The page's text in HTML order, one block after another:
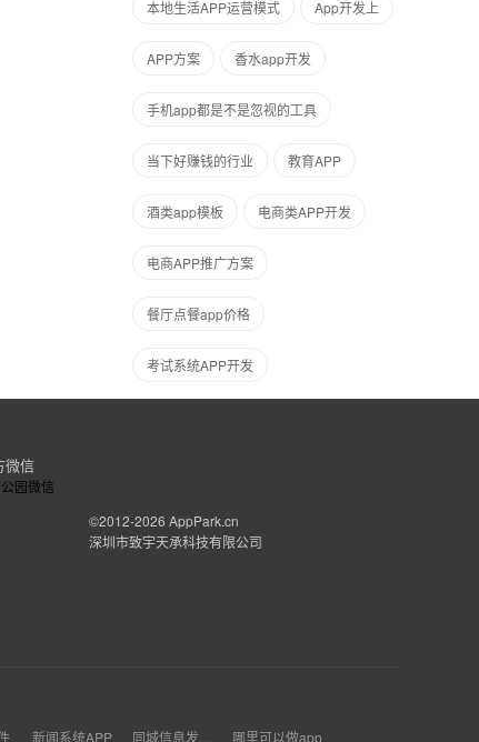
本地生活APP运营模式 App开发上
APP方案 香水app开发
手机app都是不是忽视的工具
当下好赚钱的行业 教育APP
酒类app模板 电商类APP开发
电商APP推广方案
餐厅点餐app价格
考试系统APP开发
微信
©2012-2026 AppPark.cn
深圳市致宇天承科技有限公司
新闻系统APP 哪里可以做app